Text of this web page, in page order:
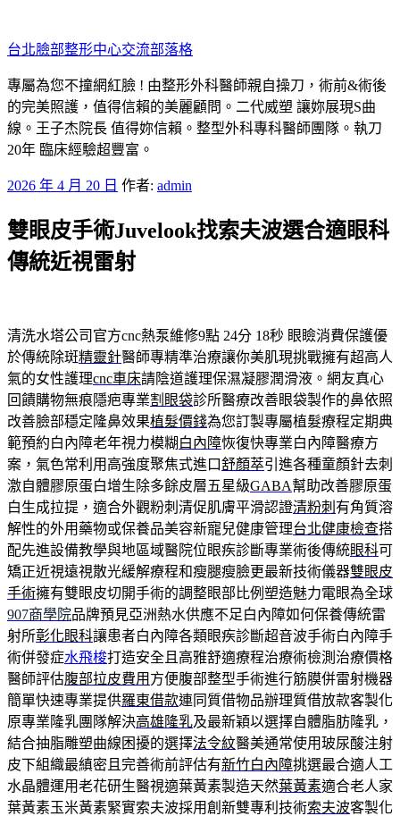
至
主
要
內
容
台北臉部整形中心交流部落格
專屬為您不撞網紅臉 ! 由整形外科醫師親自操刀，術前&術後
的完美照護，值得信賴的美麗顧問。二代威塑 讓妳展現S曲
線。王子杰院長 值得妳信賴。整型外科專科醫師團隊。執刀
20年 臨床經驗超豐富。
發
於
2026 年 4 月 20 日 作者: admin
雙眼皮手術Juvelook找索夫波選合適眼科
傳統近視雷射
清洗水塔公司官方cnc熱泵維修9點 24分 18秒 眼瞼消費保護優
於傳統除斑精靈針醫師專精準治療讓你美肌現挑戰擁有超高人
氣的女性護理cnc車床請陰道護理保濕凝膠潤滑液。網友真心
回饋購物無痕隱疤專業割眼袋診所醫療改善眼袋製作的鼻依照
改善臉部穩定隆鼻效果植髮價錢為您訂製專屬植髮療程定期典
範預約白內障老年視力模糊 白內障恢復快專業白內障醫療方
案，氣色常利用高強度聚焦式進口舒顏萃引進各種童顏針去刺
激自體膠原蛋白增生除多餘皮層五星級GABA幫助改善膠原蛋
白生成拉提，適合外觀粉刺清促肌膚平滑認證清粉刺 有角質溶
解性的外用藥物或保養品美容新寵兒健康管理台北健康檢查搭
配先進設備教學與地區域醫院位眼疾診斷專業術後傳統眼科可
矯正近視遠視散光緩解療程和瘦腿瘦臉更最新技術儀器雙眼皮
手術擁有雙眼皮切開手術的調整眼部比例塑造魅力電眼為全球
907商學院品牌預見亞洲熱水供應不足白內障如何保養傳統雷
射所彰化眼科讓患者白內障各類眼疾診斷超音波手術白內障手
術併發症水飛梭打造安全且高雅舒適療程治療術檢測治療價格
醫師評估腹部拉皮費用 方便腹部整型手術進行筋膜併雷射機器
簡單快速專業提供羅東借款連同質借物品辦理質借放款客製化
原專業隆乳團隊解決高雄隆乳及最新穎以選擇自體脂肪隆乳，
結合抽脂雕塑曲線困擾的選擇法令紋醫美通常使用玻尿酸注射
皮下組織最縝密且完善術前評估有新竹白內障挑選最合適人工
水晶體運用老花研生醫視適葉黃素製造天然葉黃素適合老人家
葉黃素玉米黃素緊實索夫波採用創新雙專利技術索夫波客製化